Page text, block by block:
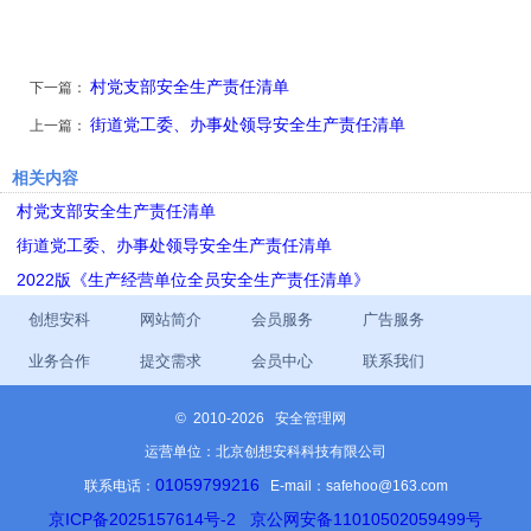
下一篇： 村党支部安全生产责任清单
上一篇： 街道党工委、办事处领导安全生产责任清单
相关内容
村党支部安全生产责任清单
街道党工委、办事处领导安全生产责任清单
2022版《生产经营单位全员安全生产责任清单》
创想安科 网站简介 会员服务 广告服务
业务合作 提交需求 会员中心 联系我们
© 2010-2026 安全管理网
运营单位：北京创想安科科技有限公司
联系电话： 01059799216 E-mail：safehoo@163.com
京ICP备2025157614号-2 京公网安备11010502059499号